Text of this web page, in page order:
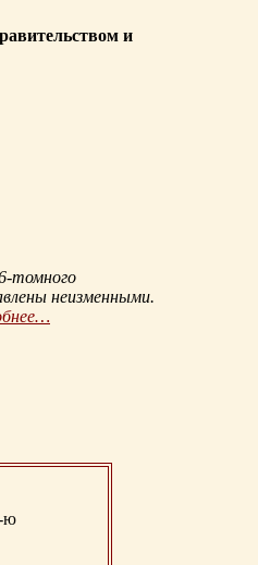
и
томного
неизменными.
ю